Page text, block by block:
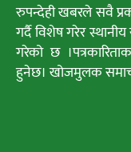
रुपन्देही खबरले सवै
गर्दै विशेष गरेर स्थानीय
गरेको छ
हुनेछ। खोजमुलक